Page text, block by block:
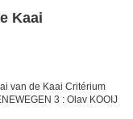
Kaai
van de Kaai Critérium
3 : Olav KOOIJ